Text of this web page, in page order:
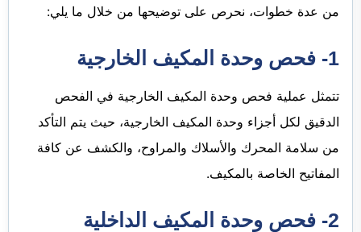
من عدة خطوات، نحرص على توضيحها من خلال ما يلي:
1- فحص وحدة المكيف الخارجية
تتمثل عملية فحص وحدة المكيف الخارجية في الفحص
الدقيق لكل أجزاء وحدة المكيف الخارجية، حيث يتم التأكد
من سلامة المحرك والأسلاك والمراوح، والكشف عن كافة
المفاتيح الخاصة بالمكيف.
2- فحص وحدة المكيف الداخلية